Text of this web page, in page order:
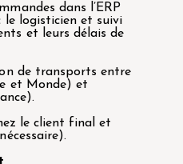
dans l’ERP
le logisticien et suivi
et leurs délais de
de transports entre
et Monde) et
le client final et